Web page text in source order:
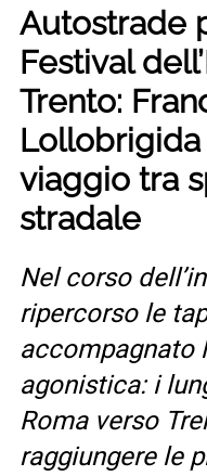
Autostrade
Festival
Trento:
viaggio tra
stradale
Nel corso
ripercorso le
accompagnato
agonistica: i
Roma verso
raggiungere le